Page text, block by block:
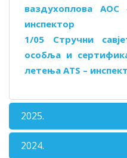
ваздухоплова
инспектор
1/05 Стручни
особља и
летења ATS –
2025.
2024.